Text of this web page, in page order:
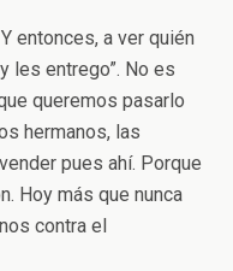
entonces, a ver quién
les entrego”. No es
queremos pasarlo
hermanos, las
pues ahí. Porque
Hoy más que nunca
contra el